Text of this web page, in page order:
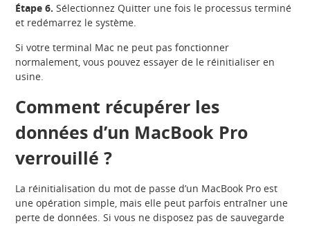
Étape 6. Sélectionnez Quitter une fois le processus terminé
et redémarrez le système.
Si votre terminal Mac ne peut pas fonctionner
normalement, vous pouvez essayer de le réinitialiser en
usine.
Comment récupérer les
données d’un MacBook Pro
verrouillé ?
La réinitialisation du mot de passe d’un MacBook Pro est
une opération simple, mais elle peut parfois entraîner une
perte de données. Si vous ne disposez pas de sauvegarde